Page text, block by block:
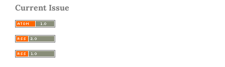
Current Issue